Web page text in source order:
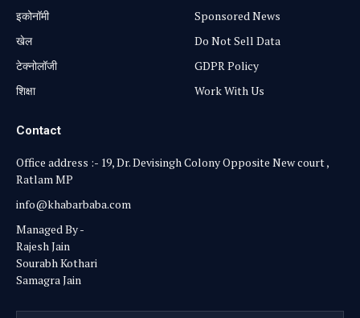
⁠इकोनॉमी
खेल
टेक्नोलॉजी
शिक्षा
Sponsored News
Do Not Sell Data
GDPR Policy
Work With Us
Contact
Office address :- 19, Dr. Devisingh Colony Opposite New court ,
Ratlam MP
info@khabarbaba.com
Managed By -
Rajesh Jain
Sourabh Kothari
Samagra Jain